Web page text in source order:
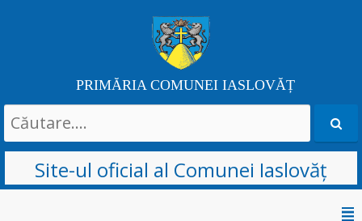
PRIMĂRIA COMUNEI IASLOVĂȚ
Search
for:
Site-ul oficial al Comunei Iaslovăț